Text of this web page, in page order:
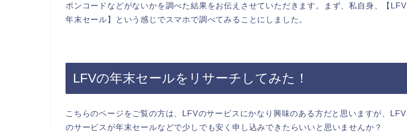
ポンコードなどがないかを調べた結果をお伝えさせていただきます。まず、私自身、【LFV
年末セール】という感じでスマホで調べてみることにしました。
LFVの年末セールをリサーチしてみた！
こちらのページをご覧の方は、LFVのサービスにかなり興味のある方だと思いますが、LFV
のサービスが年末セールなどで少しでも安く申し込みできたらいいと思いませんか？